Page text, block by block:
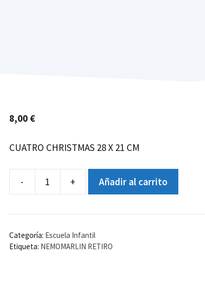
8,00 €
CUATRO CHRISTMAS 28 X 21 CM
-
CHRISTMAS
cantidad
+ Añadir al carrito
Categoría: Escuela Infantil
Etiqueta: NEMOMARLIN RETIRO